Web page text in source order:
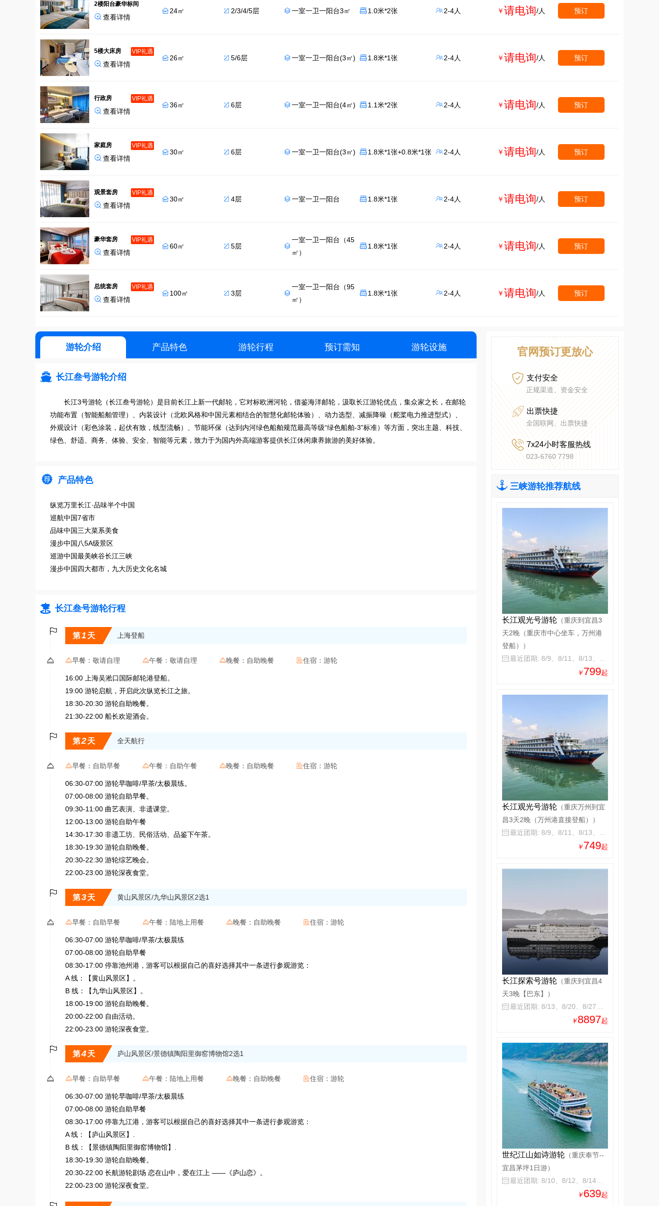
2楼阳台豪华标间
 查看详情
 24㎡  2/3/4/5层  一室一卫一阳台3㎡  1.0米*2张  2-4人 ￥请电询/人 预订
5楼大床房 VIP礼遇
 查看详情
 26㎡  5/6层  一室一卫一阳台(3㎡)  1.8米*1张  2-4人 ￥请电询/人 预订
行政房 VIP礼遇
 查看详情
36㎡  6层  一室一卫一阳台(4㎡)  1.1米*2张  2-4人 ￥请电询/人 预订
家庭房 VIP礼遇
 查看详情
30㎡  6层  一室一卫一阳台(3㎡)  1.8米*1张+0.8米*1张  2-4人 ￥请电询/人 预订
观景套房 VIP礼遇
 查看详情
30㎡  4层  一室一卫一阳台  1.8米*1张  2-4人 ￥请电询/人 预订
豪华套房 VIP礼遇
 查看详情
60㎡  5层 
一室一卫一阳台（45
㎡）
 1.8米*1张  2-4人 ￥请电询/人 预订
总统套房 VIP礼遇
 查看详情
 100㎡  3层 
一室一卫一阳台（95
㎡）
 1.8米*1张  2-4人 ￥请电询/人 预订
游轮介绍 产品特色 游轮行程 预订需知 游轮设施
 长江叁号游轮介绍
长江3号游轮（长江叁号游轮）是目前长江上新一代邮轮，它对标欧洲河轮，借鉴海洋邮轮，汲取长江游轮优点，集众家之长，在邮轮
功能布置（智能船舶管理）、内装设计（北欧风格和中国元素相结合的智慧化邮轮体验）、动力选型、减振降噪（舵桨电力推进型式）、
外观设计（彩色涂装，起伏有致，线型流畅）、节能环保（达到内河绿色船舶规范最高等级“绿色船舶-3”标准）等方面，突出主题、科技、
绿色、舒适、商务、体验、安全、智能等元素，致力于为国内外高端游客提供长江休闲康养旅游的美好体验。
 产品特色
纵览万里长江·品味半个中国
巡航中国7省市
品味中国三大菜系美食
漫步中国八5A级景区
巡游中国最美峡谷长江三峡
漫步中国四大都市，九大历史文化名城
 长江叁号游轮行程

第1 天 上海登船
 早餐： 敬请自理 午餐： 敬请自理 晚餐： 自助晚餐 住宿： 游轮
16:00 上海吴淞口国际邮轮港登船。
19:00 游轮启航，开启此次纵览长江之旅。
18:30-20:30 游轮自助晚餐。
21:30-22:00 船长欢迎酒会。

第2天 全天航行
 早餐： 自助早餐 午餐： 自助午餐 晚餐： 自助晚餐 住宿： 游轮
06:30-07:00 游轮早咖啡/早茶/太极晨练。
07:00-08:00 游轮自助早餐。
09:30-11:00 曲艺表演、非遗课堂。
12:00-13:00 游轮自助午餐
14:30-17:30 非遗工坊、民俗活动、品鉴下午茶。
18:30-19:30 游轮自助晚餐。
20:30-22:30 游轮综艺晚会。
22:00-23:00 游轮深夜食堂。

第3天 黄山风景区/九华山风景区2选1
 早餐： 自助早餐 午餐： 陆地上用餐 晚餐： 自助晚餐 住宿： 游轮
06:30-07:00 游轮早咖啡/早茶/太极晨练
07:00-08:00 游轮自助早餐
08:30-17:00 停靠池州港，游客可以根据自己的喜好选择其中一条进行参观游览：
A 线：【黄山风景区】。
B 线：【九华山风景区】。
18:00-19:00 游轮自助晚餐。
20:00-22:00 自由活动。
22:00-23:00 游轮深夜食堂。

第4天 庐山风景区/景德镇陶阳里御窑博物馆2选1
 早餐： 自助早餐 午餐： 陆地上用餐 晚餐： 自助晚餐 住宿： 游轮
06:30-07:00 游轮早咖啡/早茶/太极晨练
07:00-08:00 游轮自助早餐
08:30-17:00 停靠九江港，游客可以根据自己的喜好选择其中一条进行参观游览：
A 线：【庐山风景区】.
B 线：【景德镇陶阳里御窑博物馆】.
18:30-19:30 游轮自助晚餐。
20:30-22:00 长航游轮剧场 恋在山中，爱在江上 ——《庐山恋》。
22:00-23:00 游轮深夜食堂。
官网预订更放心
 支付安全
正规渠道、资金安全
 出票快捷
全国联网、出票快捷
 7x24小时客服热线
023-6760 7798
 三峡游轮推荐航线
长江观光号游轮 （重庆到宜昌3
天2晚（重庆市中心坐车，万州港
登船））
 最近团期: 8/9、8/11、8/13、8/15
￥799起
长江观光号游轮 （重庆万州到宜
昌3天2晚（万州港直接登船））
 最近团期: 8/9、8/11、8/13、8/15
￥749起
长江探索号游轮 （重庆到宜昌4
天3晚【巴东】）
 最近团期: 8/13、8/20、8/27、9/3
￥8897起
世纪江山如诗游轮 （重庆奉节--
宜昌茅坪1日游）
 最近团期: 8/10、8/12、8/14、8/16
￥639起